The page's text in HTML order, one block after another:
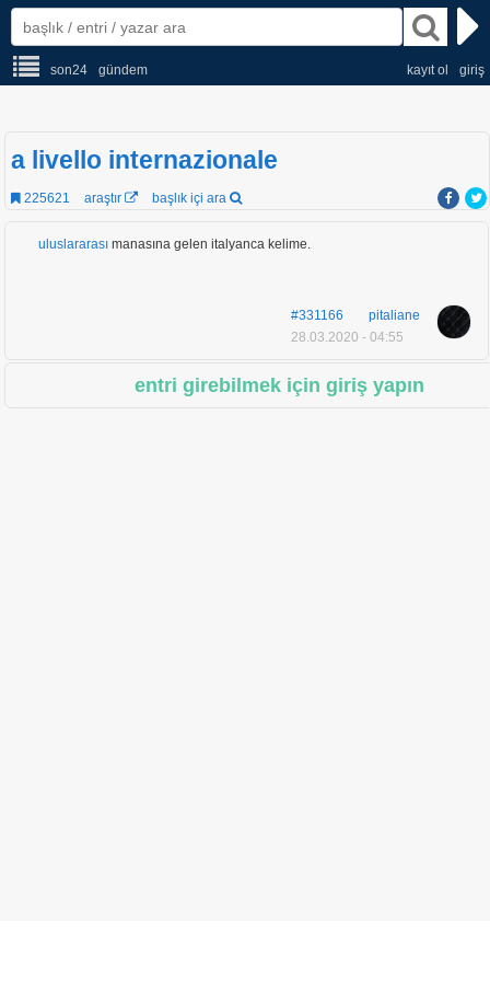
son24 gündem giriş
kayıt ol
a livello internazionale
225621 araştır başlık içi ara
uluslararası manasına gelen italyanca kelime.
#331166
pitaliane
28.03.2020 - 04:55
entri girebilmek için giriş yapın